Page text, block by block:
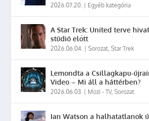
2026.07.20. Egyéb kategória
A Star Trek: United terve
stúdió előtt
2026.06.04. |Sorozat,Star Trek
Lemondta a Csillagkapu-
Video – Mi áll a háttérben?
2026.06.03. Mozi - TV,Sorozat
Ian Watson a halhatatlanok